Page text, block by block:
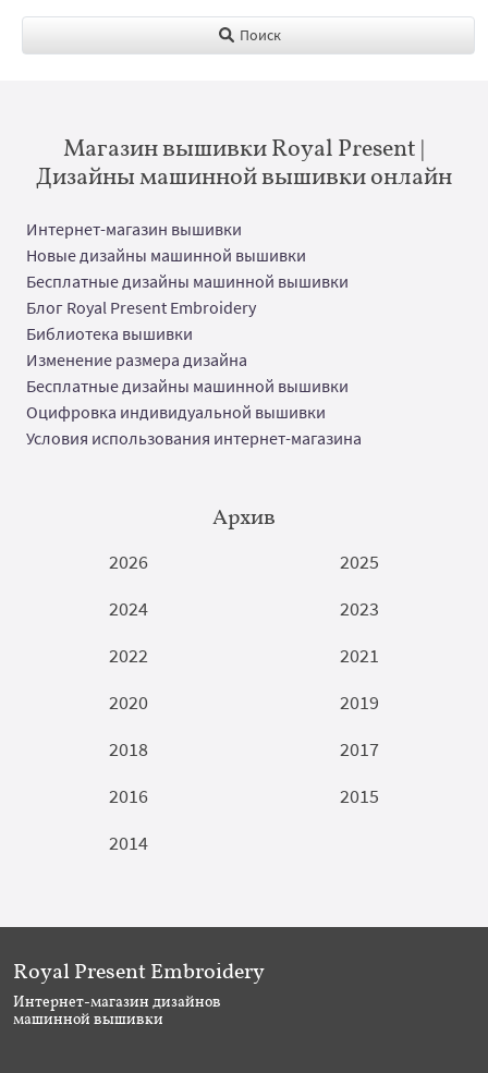
Поиск
Магазин вышивки Royal Present |
Дизайны машинной вышивки онлайн
Интернет-магазин вышивки
Новые дизайны машинной вышивки
Бесплатные дизайны машинной вышивки
Блог Royal Present Embroidery
Библиотека вышивки
Изменение размера дизайна
Бесплатные дизайны машинной вышивки
Оцифровка индивидуальной вышивки
Условия использования интернет-магазина
Архив
2026
2025
2024
2023
2022
2021
2020
2019
2018
2017
2016
2015
2014
Royal Present Embroidery
Интернет-магазин дизайнов
машинной вышивки